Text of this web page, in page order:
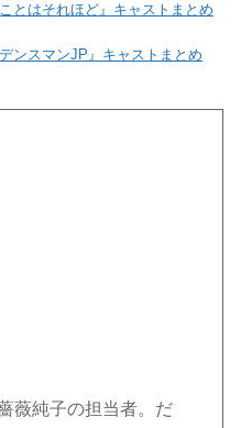
とはそれほど』キャストまとめ
ンスマンJP』キャストまとめ
薇純子の担当者。だ